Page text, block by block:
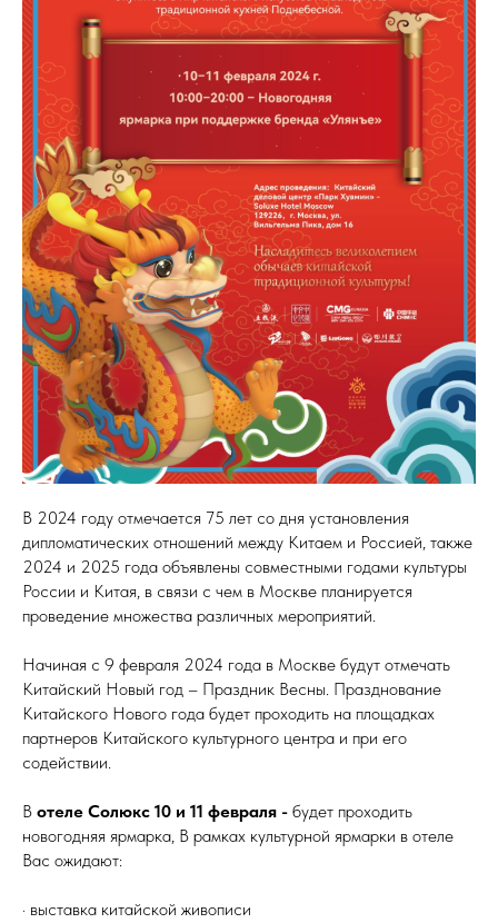
В 2024 году отмечается 75 лет со дня установления
дипломатических отношений между Китаем и Россией, также
2024 и 2025 года объявлены совместными годами культуры
России и Китая, в связи с чем в Москве планируется
проведение множества различных мероприятий.
Начиная с 9 февраля 2024 года в Москве будут отмечать
Китайский Новый год – Праздник Весны. Празднование
Китайского Нового года будет проходить на площадках
партнеров Китайского культурного центра и при его
содействии.
В отеле Солюкс 10 и 11 февраля - будет проходить
новогодняя ярмарка, В рамках культурной ярмарки в отеле
Вас ожидают:
· выставка китайской живописи